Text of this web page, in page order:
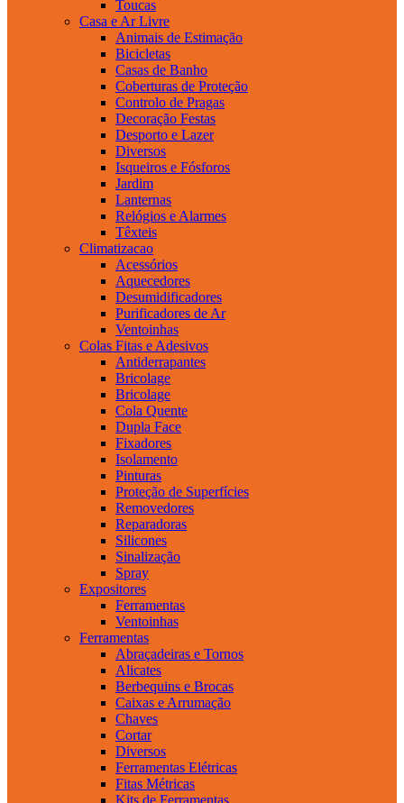
Toucas
Casa e Ar Livre
Animais de Estimação
Bicicletas
Casas de Banho
Coberturas de Proteção
Controlo de Pragas
Decoração Festas
Desporto e Lazer
Diversos
Isqueiros e Fósforos
Jardim
Lanternas
Relógios e Alarmes
Têxteis
Climatizacao
Acessórios
Aquecedores
Desumidificadores
Purificadores de Ar
Ventoinhas
Colas Fitas e Adesivos
Antiderrapantes
Bricolage
Bricolage
Cola Quente
Dupla Face
Fixadores
Isolamento
Pinturas
Proteção de Superfícies
Removedores
Reparadoras
Silicones
Sinalização
Spray
Expositores
Ferramentas
Ventoinhas
Ferramentas
Abraçadeiras e Tornos
Alicates
Berbequins e Brocas
Caixas e Arrumação
Chaves
Cortar
Diversos
Ferramentas Elétricas
Fitas Métricas
Kits de Ferramentas